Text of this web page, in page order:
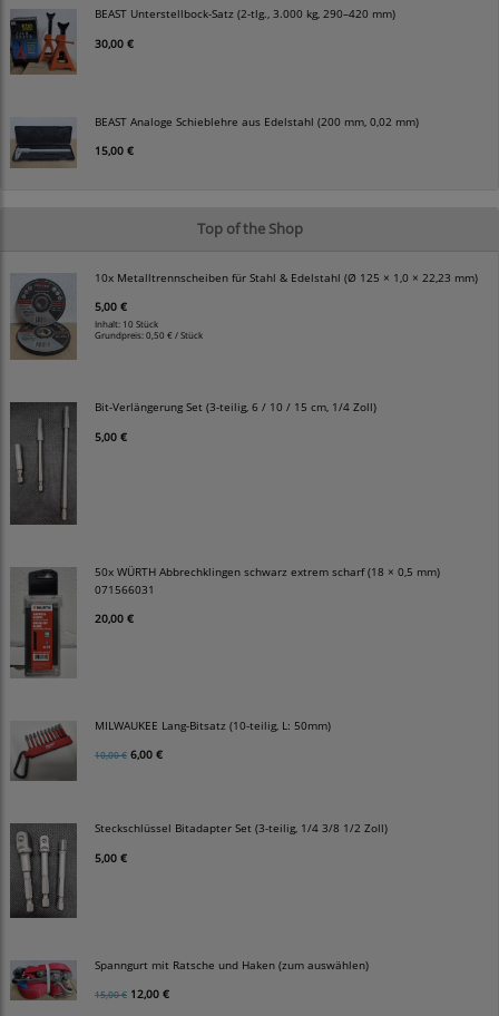
BEAST Unterstellbock-Satz (2-tlg., 3.000 kg, 290–420 mm)
30,00 €
BEAST Analoge Schieblehre aus Edelstahl (200 mm, 0,02 mm)
15,00 €
Top of the Shop
10x Metalltrennscheiben für Stahl & Edelstahl (Ø 125 × 1,0 × 22,23 mm)
5,00 €
Inhalt: 10 Stück
Grundpreis:0,50 € / Stück
Bit-Verlängerung Set (3-teilig, 6 / 10 / 15 cm, 1/4 Zoll)
5,00 €
50x WÜRTH Abbrechklingen schwarz extrem scharf (18 × 0,5 mm)
071566031
20,00 €
MILWAUKEE Lang-Bitsatz (10-teilig, L: 50mm)
10,00 € 6,00 €
Steckschlüssel Bitadapter Set (3-teilig, 1/4 3/8 1/2 Zoll)
5,00 €
Spanngurt mit Ratsche und Haken (zum auswählen)
15,00 € 12,00 €